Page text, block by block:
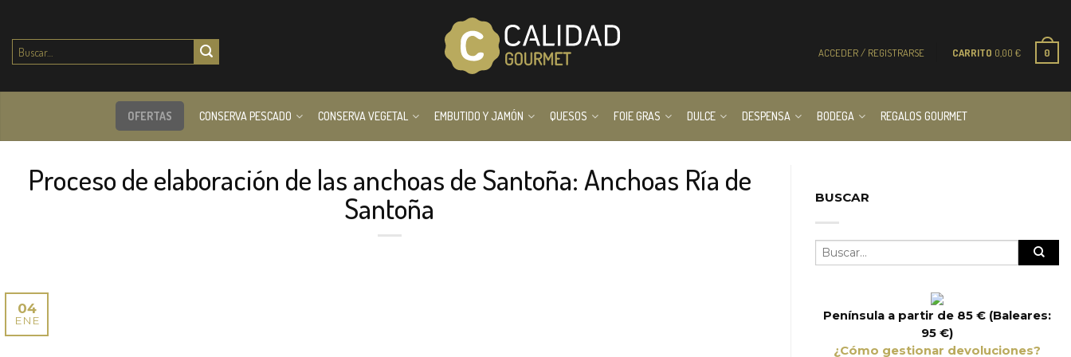
Buscar
por: ACCEDER / REGISTRARSE CARRITO 0,00 € 0
OFERTAS CONSERVA PESCADO CONSERVA VEGETAL EMBUTIDO Y JAMÓN QUESOS FOIE GRAS DULCE DESPENSA BODEGA REGALOS GOURMET
Proceso de elaboración de las anchoas de Santoña: Anchoas Ría de
Santoña
04
ENE
BUSCAR
Península a partir de 85 € (Baleares:
95 €)
¿Cómo gestionar devoluciones?